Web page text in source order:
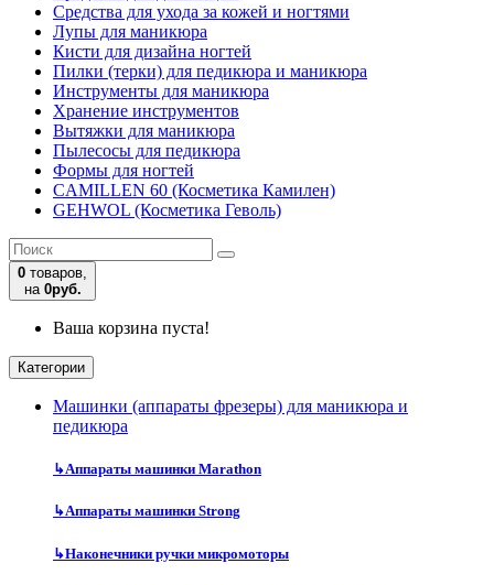
Средства для ухода за кожей и ногтями
Лупы для маникюра
Кисти для дизайна ногтей
Пилки (терки) для педикюра и маникюра
Инструменты для маникюра
Хранение инструментов
Вытяжки для маникюра
Пылесосы для педикюра
Формы для ногтей
CAMILLEN 60 (Косметика Камилен)
GEHWOL (Косметика Геволь)
0 товаров,
на 0руб.
Ваша корзина пуста!
Категории
Машинки (аппараты фрезеры) для маникюра и
педикюра
↳Аппараты машинки Marathon
↳Аппараты машинки Strong
↳Наконечники ручки микромоторы